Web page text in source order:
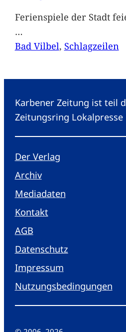
Ferienspiele der Stadt
…
Bad Vilbel, Schlagzeilen
Karbener Zeitung ist teil
Zeitungsring Lokalpresse
Der Verlag
Archiv
Mediadaten
Kontakt
AGB
Datenschutz
Impressum
Nutzungsbedingungen